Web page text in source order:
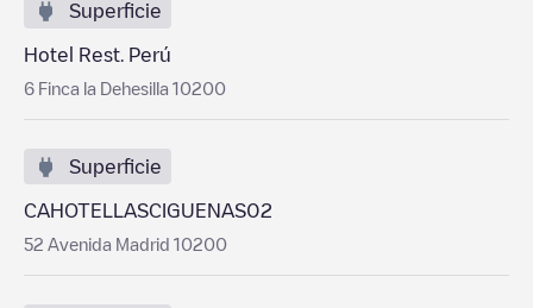
Superficie
Hotel Rest. Perú
6 Finca la Dehesilla 10200
Superficie
CAHOTELLASCIGUENAS02
52 Avenida Madrid 10200